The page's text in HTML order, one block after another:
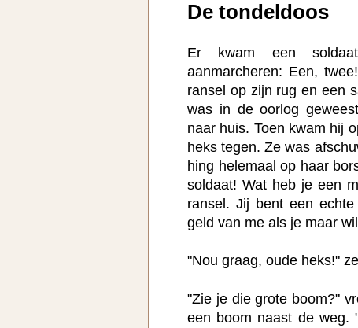
De tondeldoos
Er kwam een
aanmarcheren: Een,
ransel op zijn rug en een
was in de oorlog
naar huis. Toen kwam hij
heks tegen. Ze was
hing helemaal op haar
soldaat! Wat heb je een
ransel. Jij bent een
geld van me als je maar
"Nou graag, oude heks!"
"Zie je die grote boom?"
een boom naast de weg.